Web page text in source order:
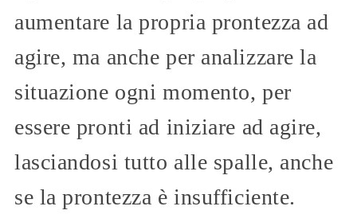
aumentare la propria prontezza ad
agire, ma anche per analizzare la
situazione ogni momento, per
essere pronti ad iniziare ad agire,
lasciandosi tutto alle spalle, anche
se la prontezza è insufficiente.